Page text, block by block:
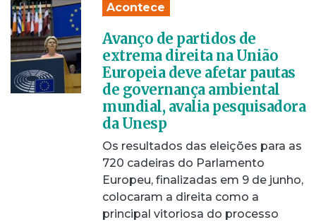
Acontece
Avanço de partidos de
extrema direita na União
Europeia deve afetar pautas
de governança ambiental
mundial, avalia pesquisadora
da Unesp
Os resultados das eleições para as
720 cadeiras do Parlamento
Europeu, finalizadas em 9 de junho,
colocaram a direita como a
principal vitoriosa do processo